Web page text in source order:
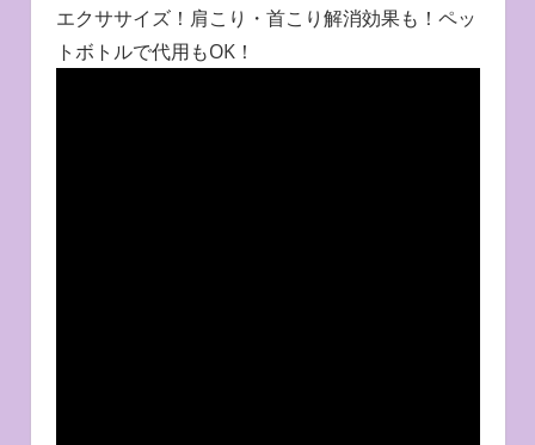
エクササイズ！肩こり・首こり解消効果も！ペッ
トボトルで代用もOK！